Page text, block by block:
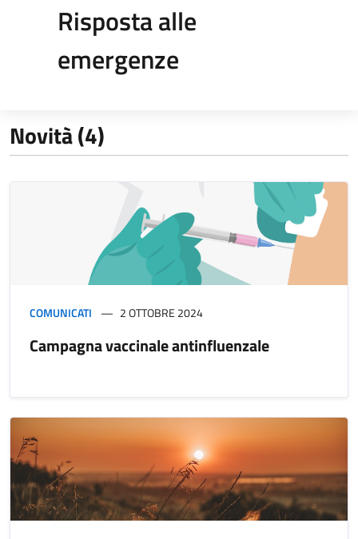
Risposta alle
emergenze
Novità (4)
COMUNICATI 2 OTTOBRE 2024
Campagna vaccinale antinfluenzale